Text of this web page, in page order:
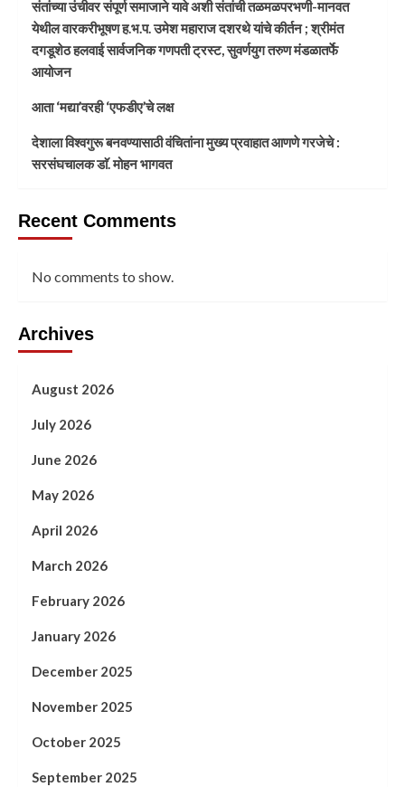
संतांच्या उंचीवर संपूर्ण समाजाने यावे अशी संतांची तळमळपरभणी-मानवत
येथील वारकरीभूषण ह.भ.प. उमेश महाराज दशरथे यांचे कीर्तन ; श्रीमंत
दगडूशेठ हलवाई सार्वजनिक गणपती ट्रस्ट, सुवर्णयुग तरुण मंडळातर्फे
आयोजन
आता ‘मद्या’वरही ‘एफडीए’चे लक्ष
देशाला विश्वगुरू बनवण्यासाठी वंचितांना मुख्य प्रवाहात आणणे गरजेचे :
सरसंघचालक डाॅ. मोहन भागवत
Recent Comments
No comments to show.
Archives
August 2026
July 2026
June 2026
May 2026
April 2026
March 2026
February 2026
January 2026
December 2025
November 2025
October 2025
September 2025